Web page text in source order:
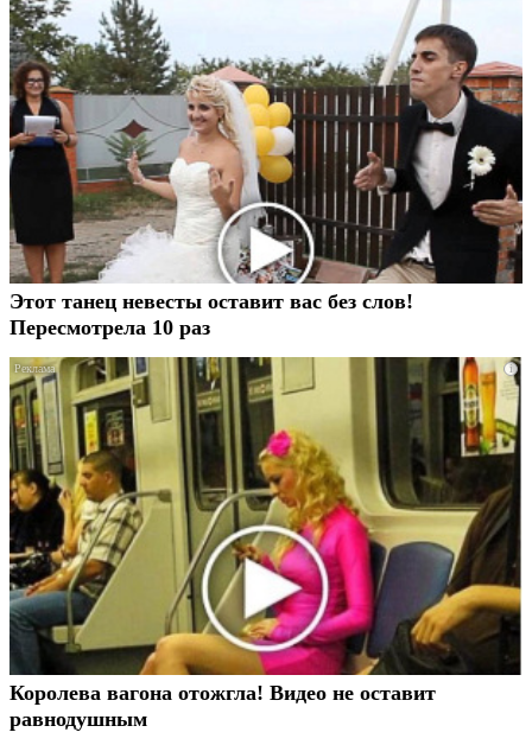
Этот танец невесты оставит вас без слов!
Пересмотрела 10 раз
i
Королева вагона отожгла! Видео не оставит
равнодушным